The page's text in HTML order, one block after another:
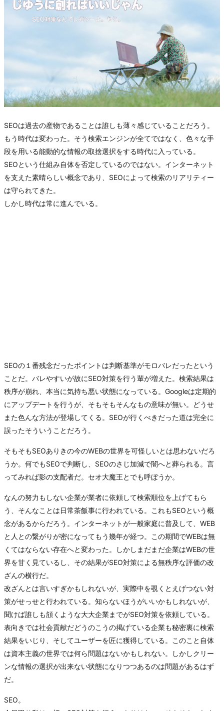
SEOは過去の産物であることは誰しも薄々感じていることだろう。
もう時代は変わった。そう検索エンジンが全てではなく、色々な手
段を用いる能動的な情報の取捨選択をする時代に入っている。
SEOという仕組み自体を否定しているのではない。インターネット
を支えた素晴らしい概念であり、SEOによって検索のリアリティー
は守られてきた。
しかし時代は常に進んでいる。
SEOの１番残念だったポイントは判断基準がモロバレだったという
ことだ。バレやすいが故にSEO対策を行う輩が増えた。検索結果は
秩序が崩れ、本当に気持ち悪い状態になっている。Googleは定期的
にアップデートを行うが、そもそもそんなもの意味が無い。どうせ
また色んな方法が登場してくる。SEOが行くべきだった道は完全に
誤ったそういうことだろう。
そもそもSEOありきの今のWEBの世界を可怪しいとは思わないだろ
うか。何でもSEOで判断し、SEOのさじ加減で闇へと葬られる。言
ってみれば影の支配者だ。セオ大魔王とでも呼ぼうか。
なんの努力もしない企業が業者に依頼して検索順位を上げてもら
う、そんなことは日常茶飯事に行われている。これもSEOという概
念があるからだろう。インターネットが一般家庭に普及して、WEB
と人との繋がりが密になってもう幾年が経つ。この期間でWEBは無
くてはならない存在へと変わった。しかしまだまだ企業はWEBの世
界を甘く見ているし、その結果がSEO対策による無秩序な評価の改
ざんの横行だ。
改ざんとは言いすぎかもしれないが、実際中を覗くとえげつない対
策がせっせと行われている。知らないほうがいいかもしれないが、
聞けば誰しも頷くような大大企業までがSEO対策を依頼している。
表向きでは社会貢献だどうのこうの掲げている企業も秘密裏に検索
結果をいじり、そしてユーザーを匠に獲得している。このこと自体
は資本主義の世界では何ら問題はないかもしれない。しかしクリー
ンな情報の選択が出来ない状態になりつつあるのは問題があるはず
だ。
SEO。